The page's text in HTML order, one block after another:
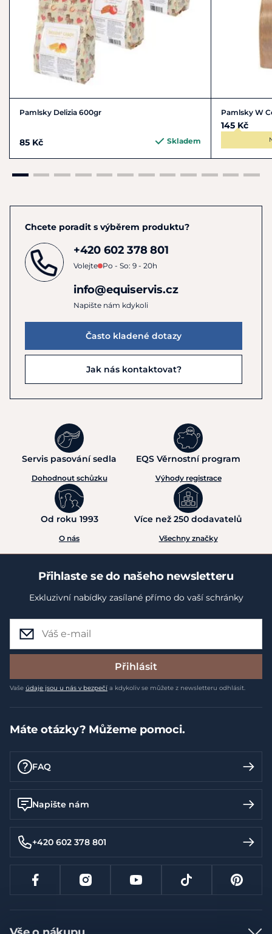
Pamlsky Delizia 600gr
85 Kč Skladem
Pamlsky W
145 Kč
Chcete poradit s výběrem produktu?
+420 602 378 801
Volejte Po - So: 9 - 20h
info@equiservis.cz
Napište nám kdykoli
Často kladené dotazy
Jak nás kontaktovat?
Servis pasování sedla
Dohodnout schůzku
EQS Věrnostní program
Výhody registrace
Od roku 1993
O nás
Více než 250 dodavatelů
Všechny značky
Přihlaste se do našeho newsletteru
Exkluzivní nabídky zasílané přímo do vaší schránky
Přihlásit
Vaše údaje jsou u nás v bezpečí a kdykoliv se můžete z newsletteru odhlásit.
Máte otázky? Můžeme pomoci.
FAQ
Napište nám
+420 602 378 801